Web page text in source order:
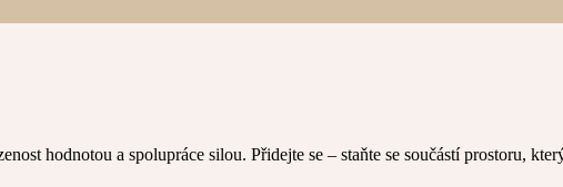
hodnotou a spolupráce silou. Přidejte se – staňte se součástí prostoru,